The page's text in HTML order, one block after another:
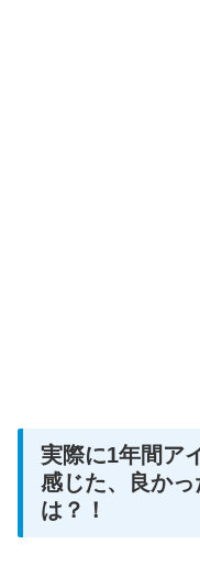
実際に1年間ア
感じた、良か
は？！